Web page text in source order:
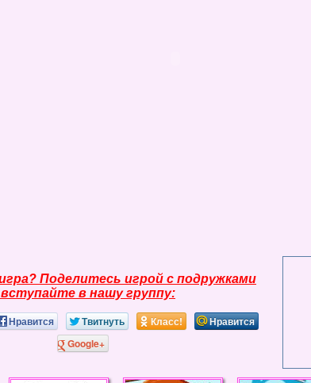
Поделитесь игрой с подружками
в нашу группу:
Нравится Твитнуть Класс!
Нравится
Google+